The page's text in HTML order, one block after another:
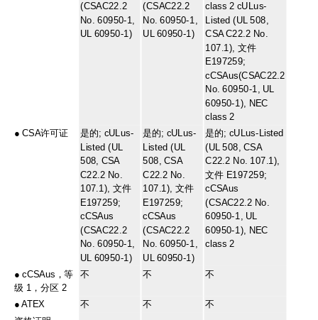
(CSAC22.2
No. 60950-1,
UL 60950-1)
(CSAC22.2
No. 60950-1,
UL 60950-1)
class 2 cULus-
Listed (UL 508,
CSA C22.2 No.
107.1), 文件
E197259;
cCSAus(CSAC22.2
No. 60950-1, UL
60950-1), NEC
class 2
●CSA许可证 是的; cULus-
Listed (UL
508, CSA
C22.2 No.
107.1), 文件
E197259;
cCSAus
(CSAC22.2
No. 60950-1,
UL 60950-1)
是的; cULus-
Listed (UL
508, CSA
C22.2 No.
107.1), 文件
E197259;
cCSAus
(CSAC22.2
No. 60950-1,
UL 60950-1)
是的; cULus-Listed
(UL 508, CSA
C22.2 No. 107.1),
文件 E197259;
cCSAus
(CSAC22.2 No.
60950-1, UL
60950-1), NEC
class 2
●cCSAus，等
级 1，分区 2
不 不 不
●ATEX 不 不
不